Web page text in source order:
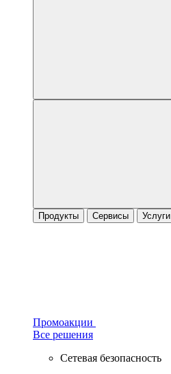
Продукты Сервисы Услуги
Промоакции
Все решения
Сетевая безопасность